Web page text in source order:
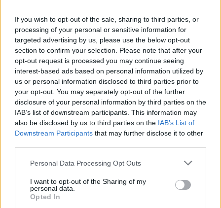
If you wish to opt-out of the sale, sharing to third parties, or
processing of your personal or sensitive information for
targeted advertising by us, please use the below opt-out
section to confirm your selection. Please note that after your
opt-out request is processed you may continue seeing
interest-based ads based on personal information utilized by
us or personal information disclosed to third parties prior to
your opt-out. You may separately opt-out of the further
disclosure of your personal information by third parties on the
IAB’s list of downstream participants. This information may
also be disclosed by us to third parties on the IAB’s List of
Downstream Participants that may further disclose it to other
Please note that this website/app uses one or more Google
not limited to your visit or usage behaviour. You may click to
grant or deny consent to Google and its third-party tags to
use your data for below specified purposes in below Google
Personal Data Processing Opt Outs
I want to opt-out of the Sharing of my
personal data.
Opted In
ÖRÖMHÍR: TÍZ ÉVE NEM VOLT ILYEN ALACSONY AZ
INFLÁCIÓ MAGYARORSZÁGON